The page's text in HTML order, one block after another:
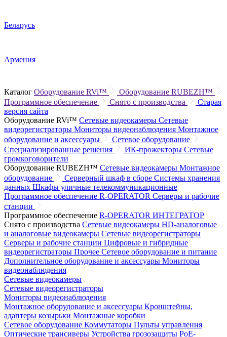
Беларусь
Армения
Каталог Оборудование RVi™
Оборудование RUBEZH™
Программное обеспечение
Снято с производства
Старая
версия сайта
Оборудование RVi™ Сетевые видеокамеры Сетевые
видеорегистраторы Мониторы видеонаблюдения Монтажное
оборудование и аксессуары
Сетевое оборудование
Специализированные решения
ИК-прожекторы Сетевые
громкоговорители
Оборудование RUBEZH™ Сетевые видеокамеры Монтажное
оборудование
Серверный шкаф в сборе Системы хранения
данных Шкафы уличные телекоммуникационные
Программное обеспечение R-OPERATOR Серверы и рабочие
станции
Программное обеспечение R-OPERATOR ИНТЕГРАТОР
Снято с производства Сетевые видеокамеры HD-аналоговые
и аналоговые видеокамеры Сетевые видеорегистраторы
Серверы и рабочие станции Цифровые и гибридные
видеорегистраторы Прочее Сетевое оборудование и питание
Дополнительное оборудование и аксессуары Мониторы
видеонаблюдения
Сетевые видеокамеры
Сетевые видеорегистраторы
Мониторы видеонаблюдения
Монтажное оборудование и аксессуары Кронштейны,
адаптеры козырьки Монтажные коробки
Сетевое оборудование Коммутаторы Пульты управления
Оптические трансиверы Устройства грозозащиты PoE-